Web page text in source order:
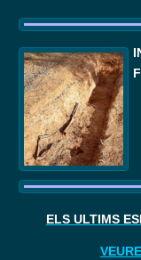
I
ELS ÚLTIMS